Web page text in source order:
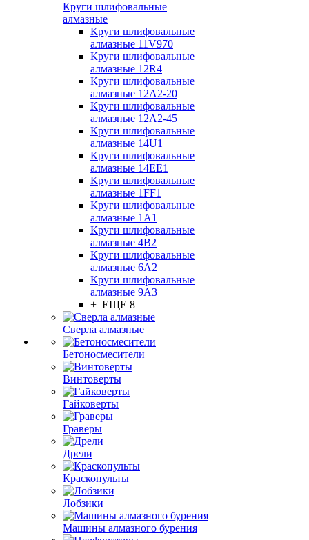
Круги шлифовальные
алмазные
Круги шлифовальные
алмазные 11V970
Круги шлифовальные
алмазные 12R4
Круги шлифовальные
алмазные 12А2-20
Круги шлифовальные
алмазные 12А2-45
Круги шлифовальные
алмазные 14U1
Круги шлифовальные
алмазные 14ЕЕ1
Круги шлифовальные
алмазные 1FF1
Круги шлифовальные
алмазные 1А1
Круги шлифовальные
алмазные 4В2
Круги шлифовальные
алмазные 6A2
Круги шлифовальные
алмазные 9А3
+ ЕЩЕ 8
Сверла алмазные
Бетоносмесители
Винтоверты
Гайковерты
Граверы
Дрели
Краскопульты
Лобзики
Машины алмазного бурения